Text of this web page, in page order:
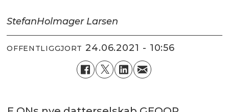
StefanHolmager Larsen
OFFENTLIGGJORT 24.06.2021 - 10:56